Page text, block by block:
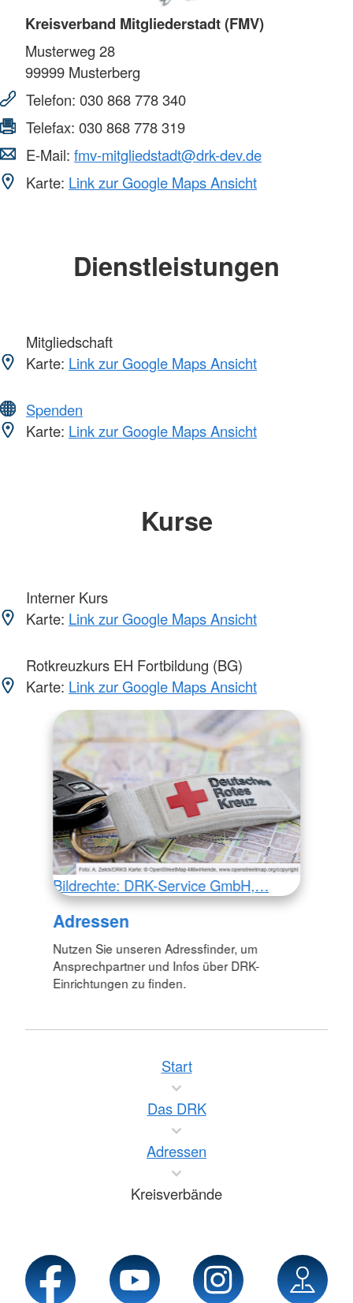
Kreisverband Mitgliederstadt (FMV)
Musterweg 28
99999 Musterberg
Telefon: 030 868 778 340
Telefax: 030 868 778 319
E-Mail: fmv-mitgliedstadt@drk-dev.de
Karte: Link zur Google Maps Ansicht
Dienstleistungen
Mitgliedschaft
Karte: Link zur Google Maps Ansicht
Spenden
Karte: Link zur Google Maps Ansicht
Kurse
Interner Kurs
Karte: Link zur Google Maps Ansicht
Rotkreuzkurs EH Fortbildung (BG)
Karte: Link zur Google Maps Ansicht
Bildrechte: DRK-Service GmbH,…
Adressen
Nutzen Sie unseren Adressfinder, um
Ansprechpartner und Infos über DRK-
Einrichtungen zu finden.
Start
Das DRK
Adressen
Kreisverbände